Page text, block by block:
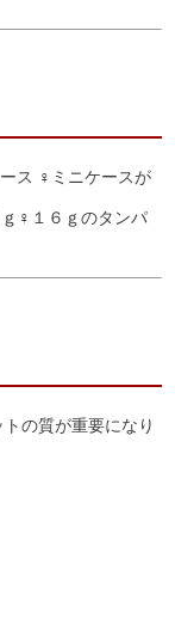
ス ♀ミニケースが
♀１６ｇのタンパ
の質が重要になり